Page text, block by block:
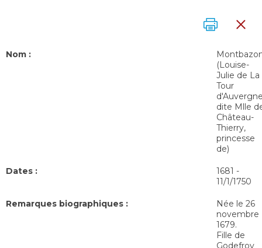
Nom :
(Louise-
Julie de La
Tour
dite Mlle
Château-
Thierry,
princesse
de)
Dates : 1681 -
11/1/1750
Remarques biographiques :
Née le 26
novembre
1679.
Fille de
Godefroy